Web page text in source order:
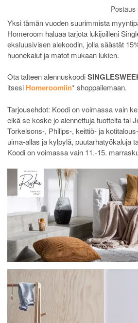
Yksi tämän vuoden suurimmista
Homeroom haluaa tarjota lukijoilleni
eksluusivisen alekoodin, jolla säästät
huonekalut ja matot mukaan lukien.
Ota talteen alennuskoodi
itsesi Homeroomiin* shoppailemaan.
Tarjousehdot: Koodi on voimassa vain
eikä se koske jo alennettuja tuotteita tai
Torkelsons-, Philips-, keittiö- ja
uima-allas ja kylpylä, puutarhatyökaluja
Koodi on voimassa vain 11.-15.